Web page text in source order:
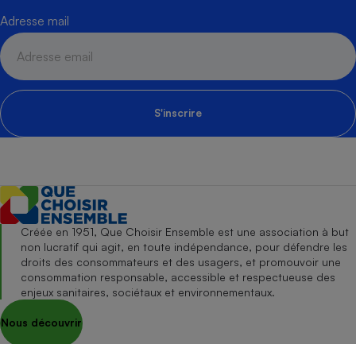
Adresse mail
S'inscrire
Créée en 1951, Que Choisir Ensemble est une association à but
non lucratif qui agit, en toute indépendance, pour défendre les
droits des consommateurs et des usagers, et promouvoir une
consommation responsable, accessible et respectueuse des
enjeux sanitaires, sociétaux et environnementaux.
Nous découvrir